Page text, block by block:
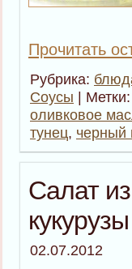
Прочитать
Рубрика:
Соусы | Метки:
оливковое
тунец, черный
Салат
кукурузы
02.07.2012